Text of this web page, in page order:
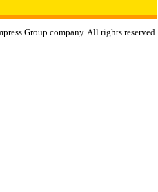
Group company. All rights reserved.